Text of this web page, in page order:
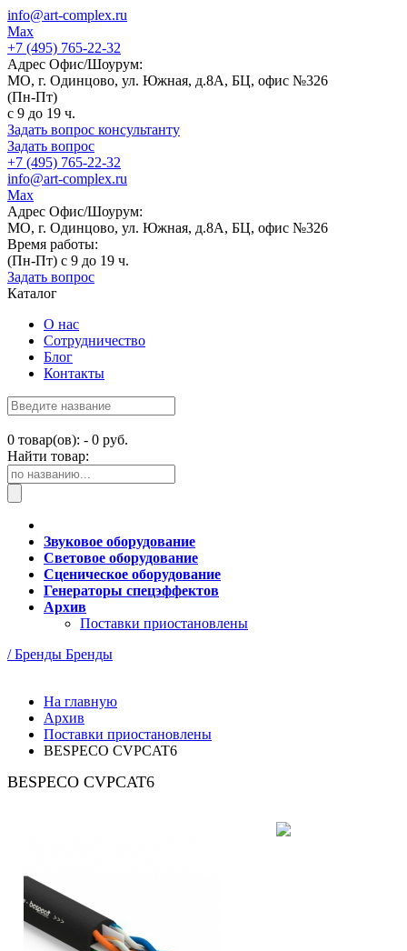
info@art-complex.ru
Max
+7 (495) 765-22-32
Адрес Офис/Шоурум:
МО, г. Одинцово, ул. Южная, д.8А, БЦ, офис №326
(Пн-Пт)
с 9 до 19 ч.
Задать вопрос консультанту
Задать вопрос
+7 (495) 765-22-32
info@art-complex.ru
Max
Адрес Офис/Шоурум:
МО, г. Одинцово, ул. Южная, д.8А, БЦ, офис №326
Время работы:
(Пн-Пт) с 9 до 19 ч.
Задать вопрос
Каталог
О нас
Сотрудничество
Блог
Контакты
0 товар(ов): - 0 руб.
Найти товар:
Звуковое оборудование
Световое оборудование
Сценическое оборудование
Генераторы спецэффектов
Архив
Поставки приостановлены
/ Бренды Бренды
На главную
Архив
Поставки приостановлены
BESPECO CVPCAT6
BESPECO CVPCAT6